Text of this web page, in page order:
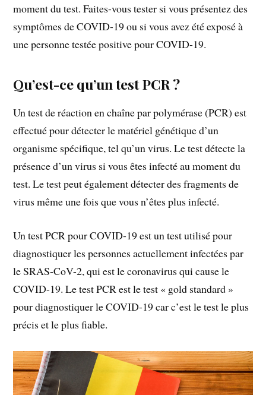
moment du test. Faites-vous tester si vous présentez des
symptômes de COVID-19 ou si vous avez été exposé à
une personne testée positive pour COVID-19.
Qu’est-ce qu’un test PCR ?
Un test de réaction en chaîne par polymérase (PCR) est
effectué pour détecter le matériel génétique d’un
organisme spécifique, tel qu’un virus. Le test détecte la
présence d’un virus si vous êtes infecté au moment du
test. Le test peut également détecter des fragments de
virus même une fois que vous n’êtes plus infecté.
Un test PCR pour COVID-19 est un test utilisé pour
diagnostiquer les personnes actuellement infectées par
le SRAS-CoV-2, qui est le coronavirus qui cause le
COVID-19. Le test PCR est le test « gold standard »
pour diagnostiquer le COVID-19 car c’est le test le plus
précis et le plus fiable.